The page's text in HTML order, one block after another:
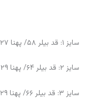
سایز ۱: قد بیلر ۵۸/ پهنا ۲۷
سایز ۲: قد بیلر ۶۴/ پهنا ۲۹
سایز ۳: قد بیلر ۶۶/ پهنا ۲۹